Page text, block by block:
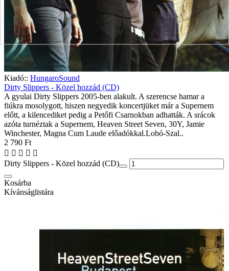
Kiadó:: HungaroSound
Dirty Slippers - Közel hozzád (CD)
A gyulai Dirty Slippers 2005-ben alakult. A szerencse hamar a
fiúkra mosolygott, hiszen negyedik koncertjüket már a Supernem
előtt, a kilencediket pedig a Petőfi Csarnokban adhatták. A srácok
azóta turnéztak a Supernem, Heaven Street Seven, 30Y, Jamie
Winchester, Magna Cum Laude előadókkal.Lobó-Szal..
2 790 Ft
Dirty Slippers - Közel hozzád (CD)
Kosárba
Kívánságlistára